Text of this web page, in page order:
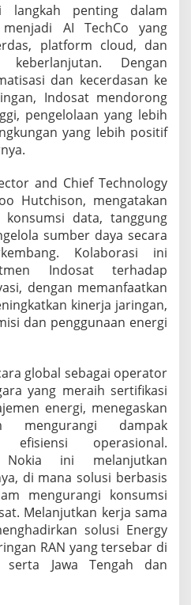
langkah penting dalam
AI TechCo yang
platform cloud, dan
Dengan
dan kecerdasan ke
Indosat mendorong
pengelolaan yang lebih
yang lebih positif
and Chief Technology
Hutchison, mengatakan
konsumsi data, tanggung
sumber daya secara
Kolaborasi ini
Indosat terhadap
dengan memanfaatkan
kinerja jaringan,
dan penggunaan energi
global sebagai operator
yang meraih sertifikasi
energi, menegaskan
mengurangi dampak
efisiensi operasional.
Nokia ini melanjutkan
di mana solusi berbasis
mengurangi konsumsi
Melanjutkan kerja sama
solusi Energy
RAN yang tersebar di
serta Jawa Tengah dan